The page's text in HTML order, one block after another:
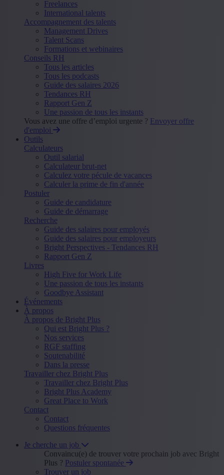
Freelances
International talents
Accompagnement des talents
Management Drives
Talent Scans
Formations et webinaires
Conseils RH
Tous les articles
Tous les podcasts
Guide des salaires 2026
Tendances RH
Rapport Gen Z
Une passion de tous les instants
Vous avez une offre d’emploi urgente ? Envoyer offre
d'emploi
Outils
Calculateurs
Outil salarial
Calculateur brut-net
Calculez votre pécule de vacances
Calculer la prime de fin d'année
Postuler
Guide de candidature
Guide de démarrage
Recherche
Guide des salaires pour employés
Guide des salaires pour employeurs
Bright Perspectives - Tendances RH
Rapport Gen Z
Livres
High Five for Work Life
Une passion de tous les instants
Goodbye Assistant
Événements
À propos
À propos de Bright Plus
Qui est Bright Plus ?
Nos services
RGF staffing
Soutenabilité
Dans la presse
Travailler chez Bright Plus
Travailler chez Bright Plus
Bright Plus Academy
Great Place to Work
Contact
Contact
Questions fréquentes
Je cherche un job
Convaincu(e) de trouver votre prochain job avec Bright
Plus ? Postuler spontanée
Trouver un job